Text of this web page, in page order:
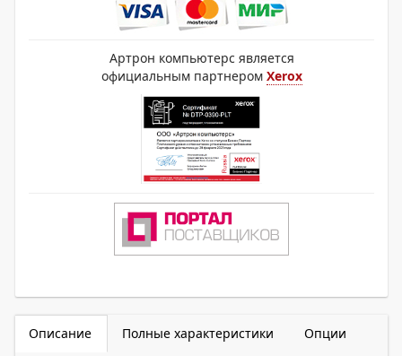
Артрон компьютерс является
официальным партнером Xerox
Описание Полные характеристики Опции